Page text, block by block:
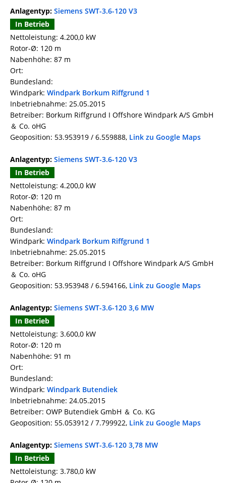
Anlagentyp: Siemens SWT-3.6-120 V3
In Betrieb
Nettoleistung: 4.200,0 kW
Rotor-Ø: 120 m
Nabenhöhe: 87 m
Ort:
Bundesland:
Windpark: Windpark Borkum Riffgrund 1
Inbetriebnahme: 25.05.2015
Betreiber: Borkum Riffgrund I Offshore Windpark A/S GmbH
＆ Co. oHG
Geoposition: 53.953919 / 6.559888, Link zu Google Maps
Anlagentyp: Siemens SWT-3.6-120 V3
In Betrieb
Nettoleistung: 4.200,0 kW
Rotor-Ø: 120 m
Nabenhöhe: 87 m
Ort:
Bundesland:
Windpark: Windpark Borkum Riffgrund 1
Inbetriebnahme: 25.05.2015
Betreiber: Borkum Riffgrund I Offshore Windpark A/S GmbH
＆ Co. oHG
Geoposition: 53.953948 / 6.594166, Link zu Google Maps
Anlagentyp: Siemens SWT-3.6-120 3,6 MW
In Betrieb
Nettoleistung: 3.600,0 kW
Rotor-Ø: 120 m
Nabenhöhe: 91 m
Ort:
Bundesland:
Windpark: Windpark Butendiek
Inbetriebnahme: 24.05.2015
Betreiber: OWP Butendiek GmbH ＆ Co. KG
Geoposition: 55.053912 / 7.799922, Link zu Google Maps
Anlagentyp: Siemens SWT-3.6-120 3,78 MW
In Betrieb
Nettoleistung: 3.780,0 kW